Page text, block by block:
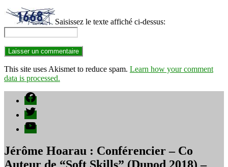
Saisissez le texte affiché ci-dessus:
This site uses Akismet to reduce spam. Learn how your comment
data is processed.
Facebook
Twitter
YouTube
Jérôme Hoarau : Conférencier – Co
Auteur de “Soft Skills” (Dunod 2018) –